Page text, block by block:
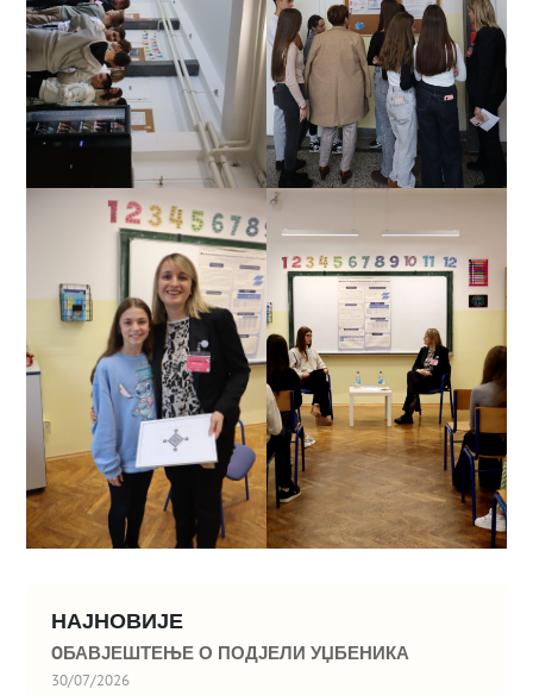
НАЈНОВИЈЕ
OБАВЈЕШТЕЊЕ О ПОДЈЕЛИ УЏБЕНИКА
30/07/2026